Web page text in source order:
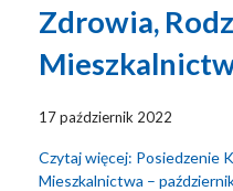
Zdrowia,
17 październik 2022
Czytaj więcej: Posiedzenie
Mieszkalnictwa –